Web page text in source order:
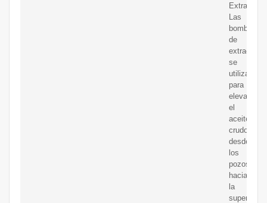
Las
bombas
de
extracción
se
utilizan
para
elevar
el
aceite
crudo
desde
los
pozos
hacia
la
superficie.